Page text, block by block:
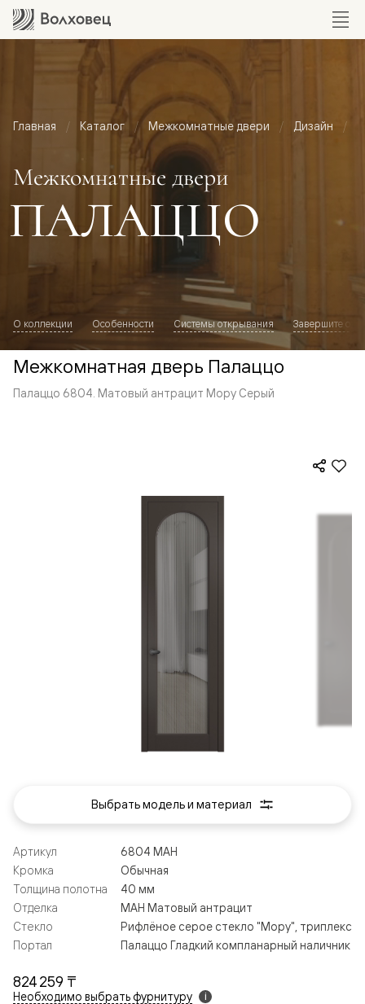
Главная Каталог Межкомнатные двери Дизайн
Межкомнатные двери
ПАЛАЦЦО
О коллекции Особенности Системы открывания Завершите
Межкомнатная дверь Палаццо
Палаццо 6804. Матовый антрацит Мору Серый
824 259 ₸
Необходимо выбрать фурнитуру i
Артикул
6804 МАН
Кромка
Обычная
Толщина полотна
40 мм
Отделка
МАН Матовый антрацит
Стекло
Рифлёное серое стекло "Мору", триплекс
Портал
Палаццо Гладкий компланарный наличник
Выбрать модель и материал